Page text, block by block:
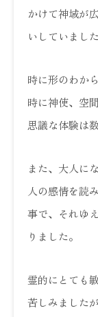
かけて神域が
いしていました
時に形のわか
時に神使、空
思議な体験は
また、大人に
人の感情を読
事で、それゆ
りました。
霊的にとても
苦しみました